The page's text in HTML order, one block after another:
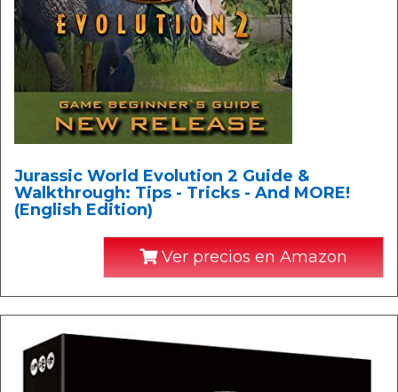
Jurassic World Evolution 2 Guide &
Walkthrough: Tips - Tricks - And MORE!
(English Edition)
Ver precios en Amazon